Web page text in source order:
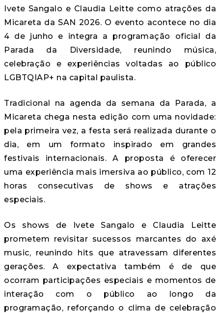
Ivete Sangalo e Claudia Leitte como atrações da
Micareta da SAN 2026. O evento acontece no dia
4 de junho e integra a programação oficial da
Parada da Diversidade, reunindo música,
celebração e experiências voltadas ao público
LGBTQIAP+ na capital paulista.
Tradicional na agenda da semana da Parada, a
Micareta chega nesta edição com uma novidade:
pela primeira vez, a festa será realizada durante o
dia, em um formato inspirado em grandes
festivais internacionais. A proposta é oferecer
uma experiência mais imersiva ao público, com 12
horas consecutivas de shows e atrações
especiais.
Os shows de Ivete Sangalo e Claudia Leitte
prometem revisitar sucessos marcantes do axé
music, reunindo hits que atravessam diferentes
gerações. A expectativa também é de que
ocorram participações especiais e momentos de
interação com o público ao longo da
programação, reforçando o clima de celebração